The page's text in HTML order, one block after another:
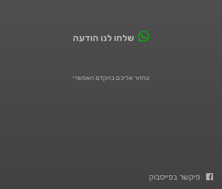
שלחו לנו הודעה
ונחזור אליכם בהקדם האפשרי
פיקשר בפייסבוק